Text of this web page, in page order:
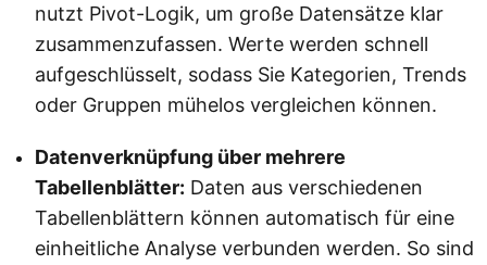
nutzt Pivot-Logik, um große Datensätze klar
zusammenzufassen. Werte werden schnell
aufgeschlüsselt, sodass Sie Kategorien, Trends
oder Gruppen mühelos vergleichen können.
Datenverknüpfung über mehrere
Tabellenblätter: Daten aus verschiedenen
Tabellenblättern können automatisch für eine
einheitliche Analyse verbunden werden. So sind